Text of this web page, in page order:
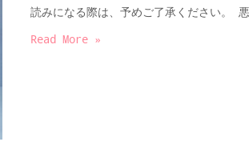
読みになる際は、予めご了承ください。
Read More »